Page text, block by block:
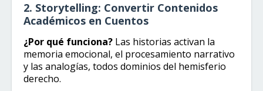
2. Storytelling: Convertir Contenidos
Académicos en Cuentos
¿Por qué funciona? Las historias activan la
memoria emocional, el procesamiento narrativo
y las analogías, todos dominios del hemisferio
derecho.